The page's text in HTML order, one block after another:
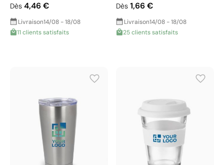
Dès 4,46 €
Livraison14/08 - 18/08
11 clients satisfaits
Dès 1,66 €
Livraison14/08 - 18/08
25 clients satisfaits